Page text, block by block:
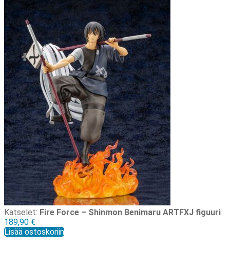
Katselet: Fire Force – Shinmon Benimaru ARTFXJ figuuri
189,90 €
Lisää ostoskoriin